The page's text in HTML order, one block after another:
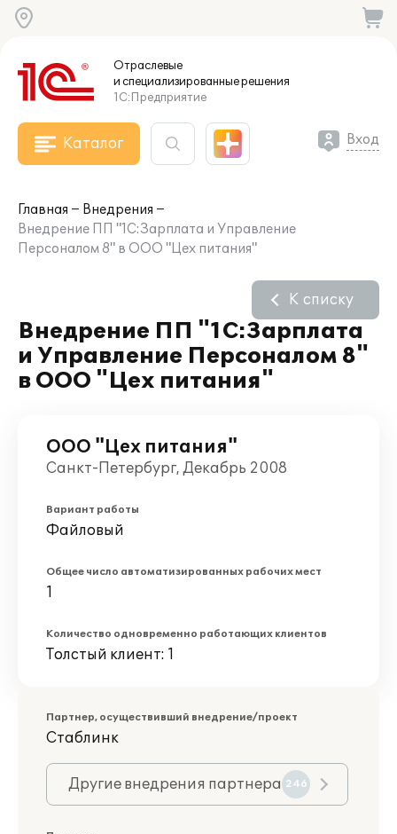
Отраслевые
и специализированныерешения
1С:Предприятие
Каталог Вход
Главная
Внедрения
Внедрение ПП "1С:Зарплата и Управление
Персоналом 8" в ООО "Цех питания"
Внедрение ПП "1С:Зарплата
и Управление Персоналом 8"
в ООО "Цех питания"
К списку
ООО "Цех питания"
Санкт-Петербург, Декабрь 2008
Вариант работы
Файловый
Общее число автоматизированных рабочих мест
1
Количество одновременно работающих клиентов
Толстый клиент: 1
Партнер, осуществивший внедрение/проект
Стаблинк
Другие внедрения партнера 246